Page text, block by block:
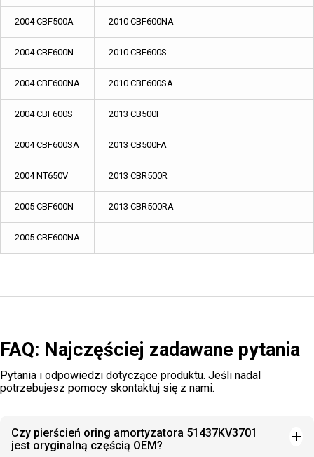
2004 CBF500A 2010 CBF600NA
2004 CBF600N 2010 CBF600S
2004 CBF600NA 2010 CBF600SA
2004 CBF600S 2013 CB500F
2004 CBF600SA 2013 CB500FA
2004 NT650V 2013 CBR500R
2005 CBF600N 2013 CBR500RA
2005 CBF600NA
FAQ: Najczęściej zadawane pytania
Pytania i odpowiedzi dotyczące produktu. Jeśli nadal
potrzebujesz pomocy skontaktuj się z nami.
Czy pierścień oring amortyzatora 51437KV3701
jest oryginalną częścią OEM?